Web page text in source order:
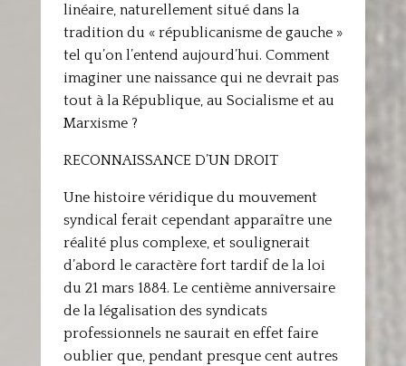
linéaire, naturellement situé dans la
tradition du « républicanisme de gauche »
tel qu’on l’entend aujourd’hui. Comment
imaginer une naissance qui ne devrait pas
tout à la République, au Socialisme et au
Marxisme ?
RECONNAISSANCE D’UN DROIT
Une histoire véridique du mouvement
syndical ferait cependant apparaître une
réalité plus complexe, et soulignerait
d’abord le caractère fort tardif de la loi
du 21 mars 1884. Le centième anniversaire
de la légalisation des syndicats
professionnels ne saurait en effet faire
oublier que, pendant presque cent autres